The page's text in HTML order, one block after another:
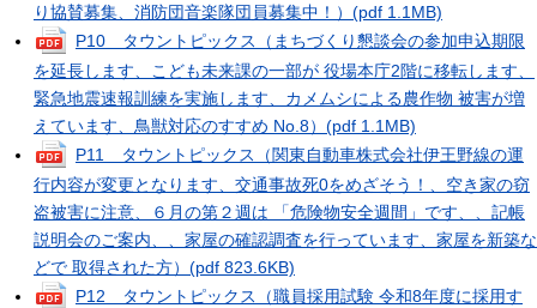
り協賛募集、消防団音楽隊団員募集中！） (pdf 1.1MB)
P10 タウントピックス（まちづくり懇談会の参加申込期限
を延長します、こども未来課の一部が 役場本庁2階に移転します、
緊急地震速報訓練を実施します、カメムシによる農作物 被害が増
えています、鳥獣対応のすすめ No.8） (pdf 1.1MB)
P11 タウントピックス（関東自動車株式会社伊王野線の運
行内容が変更となります、交通事故死0をめざそう！、空き家の窃
盗被害に注意、６月の第２週は 「危険物安全週間」です、、記帳
説明会のご案内、、家屋の確認調査を行っています、家屋を新築な
どで 取得された方） (pdf 823.6KB)
P12 タウントピックス（職員採用試験 令和8年度に採用す